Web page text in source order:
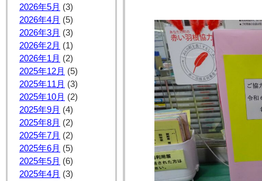
2026年5月 (3)
2026年4月 (5)
2026年3月 (3)
2026年2月 (1)
2026年1月 (2)
2025年12月 (5)
2025年11月 (3)
2025年10月 (2)
2025年9月 (4)
2025年8月 (2)
2025年7月 (2)
2025年6月 (5)
2025年5月 (6)
2025年4月 (3)